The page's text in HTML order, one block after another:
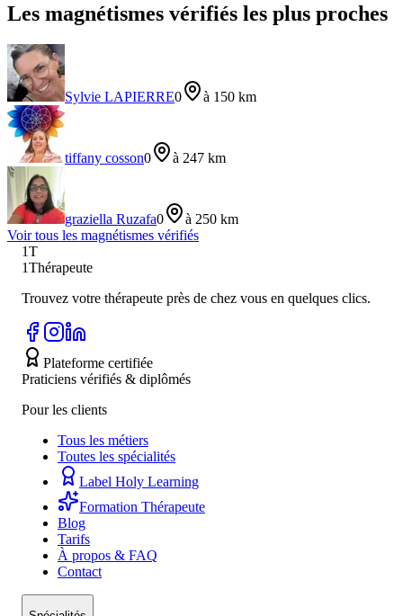
Les magnétismes vérifiés les plus proches
Sylvie LAPIERRE0 à 150 km
tiffany cosson0 à 247 km
graziella Ruzafa0
à 250 km
Voir tous les magnétismes vérifiés
1T
1Thérapeute
Trouvez votre thérapeute près de chez vous en quelques clics.
Plateforme certifiée
Praticiens vérifiés & diplômés
Pour les clients
Tous les métiers
Toutes les spécialités
Label Holy Learning
Formation Thérapeute
Blog
Tarifs
À propos & FAQ
Contact